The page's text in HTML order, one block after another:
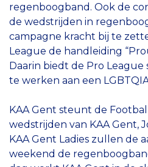
regenboogband. Ook de
de wedstrijden in
campagne kracht bij te
League de handleiding
Daarin biedt de Pro
te werken aan een
KAA Gent steunt de
wedstrijden van KAA Gent,
KAA Gent Ladies zullen de
weekend de